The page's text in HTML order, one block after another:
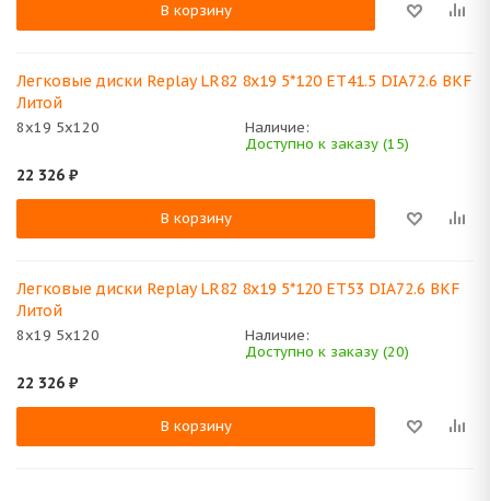
В корзину
Легковые диски Replay LR82 8x19 5*120 ET41.5 DIA72.6 BKF
Литой
8x19 5x120
Наличие:
Доступно к заказу (15)
22 326 ₽
В корзину
Легковые диски Replay LR82 8x19 5*120 ET53 DIA72.6 BKF
Литой
8x19 5x120
Наличие:
Доступно к заказу (20)
22 326 ₽
В корзину